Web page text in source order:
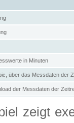
in Minuten
über das Messdaten der
der Messdaten der
zeigt